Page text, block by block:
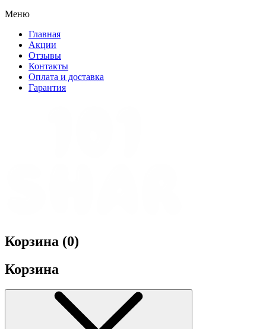
Меню
Главная
Акции
Отзывы
Контакты
Оплата и доставка
Гарантия
Корзина (0)
Корзина